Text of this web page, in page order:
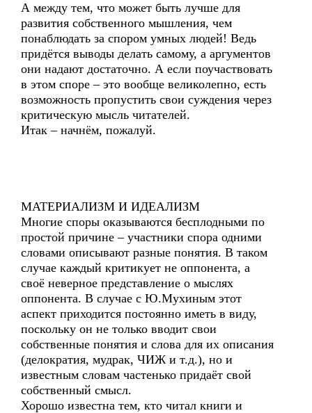
А между тем, что может быть лучше для
развития собственного мышления, чем
понаблюдать за спором умных людей! Ведь
придётся выводы делать самому, а аргументов
они надают достаточно. А если поучаствовать
в этом споре – это вообще великолепно, есть
возможность пропустить свои суждения через
критическую мысль читателей.
Итак – начнём, пожалуй.
МАТЕРИАЛИЗМ И ИДЕАЛИЗМ
Многие споры оказываются бесплодными по
простой причине – участники спора одними
словами описывают разные понятия. В таком
случае каждый критикует не оппонента, а
своё неверное представление о мыслях
оппонента. В случае с Ю.Мухиным этот
аспект приходится постоянно иметь в виду,
поскольку он не только вводит свои
собственные понятия и слова для их описания
(делократия, мудрак, ЧИЖ и т.д.), но и
известным словам частенько придаёт свой
собственный смысл.
Хорошо известна тем, кто читал книги и